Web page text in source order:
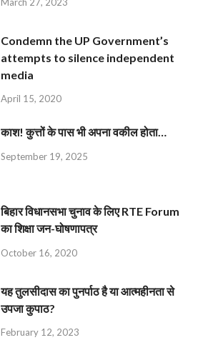
Condemn the UP Government’s
attempts to silence independent
media
April 15, 2020
काश! कुत्तों के पास भी अपना वकील होता…
September 19, 2025
बिहार विधानसभा चुनाव के लिए RTE Forum
का शिक्षा जन-घोषणापत्र
October 16, 2020
यह तुलसीदास का पुनर्पाठ है या आत्महीनता से
उपजा कुपाठ?
February 12, 2023